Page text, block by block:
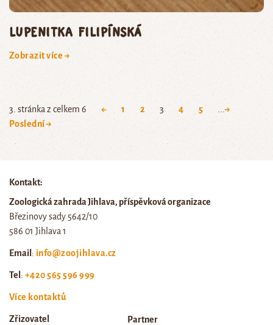
lupenitka filipínská
Zobrazit více →
3. stránka z celkem 6 ← 1 2 3 4 5 ...→
Poslední →
Kontakt:
Zoologická zahrada Jihlava, příspěvková organizace
Březinovy sady 5642/10
586 01 Jihlava 1
Email: info@zoojihlava.cz
Tel: +420 565 596 999
Více kontaktů
Zřizovatel Partner